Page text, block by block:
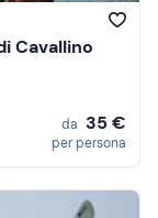
Cavallino
da 35 €
per persona